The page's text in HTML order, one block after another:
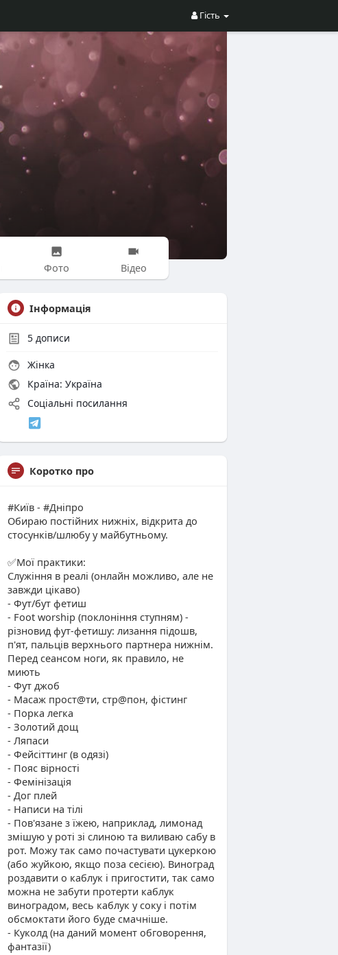
Гість
Фото Відео
Інформація
5 дописи
Жінка
Країна: Україна
Соціальні посилання
Коротко про
#Київ - #Дніпро
Обираю постійних нижніх, відкрита до
стосунків/шлюбу у майбутньому.
✅Мої практики:
Служіння в реалі (онлайн можливо, але не
завжди цікаво)
- Фут/бут фетиш
- Foot worship (поклоніння ступням) -
різновид фут-фетишу: лизання підошв,
п'ят, пальців верхнього партнера нижнім.
Перед сеансом ноги, як правило, не
миють
- Фут джоб
- Масаж прост@ти, стр@пон, фістинг
- Порка легка
- Золотий дощ
- Ляпаси
- Фейсіттинг (в одязі)
- Пояс вірності
- Фемінізація
- Дог плей
- Написи на тілі
- Пов'язане з їжею, наприклад, лимонад
змішую у роті зі слиною та виливаю сабу в
рот. Можу так само почастувати цукеркою
(або жуйкою, якщо поза сесією). Виноград
роздавити о каблук і пригостити, так само
можна не забути протерти каблук
виноградом, весь каблук у соку і потім
обсмоктати його буде смачніше.
- Куколд (на даний момент обговорення,
фантазії)